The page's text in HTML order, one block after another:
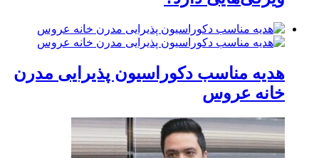
هدیه مناسب دکوراسیون پذیرایی مدرن
خانه عروس